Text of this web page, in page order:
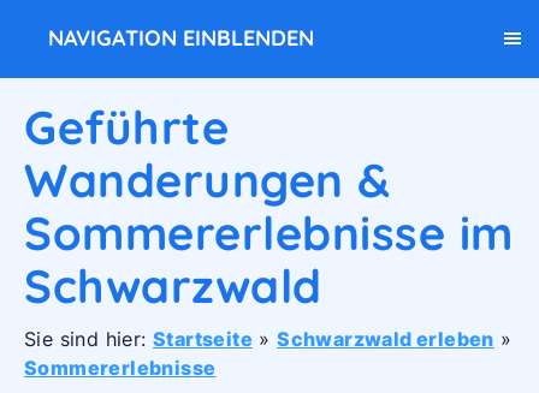
NAVIGATION EINBLENDEN
Geführte
Wanderungen &
Sommererlebnisse im
Schwarzwald
Sie sind hier: Startseite »Schwarzwald erleben »
Sommererlebnisse